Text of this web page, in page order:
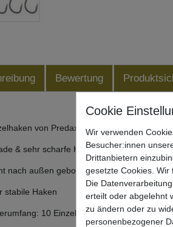
Bewertung
von Predax zum Dropshotangeln
& sehr scharfe Hakenspitze
nach außen gebogenes Hakenöhr
stabile Haken
10 Einzelhaken in gewählter
Wir verwenden
Besucher:innen
Drittanbietern
gesetzte Cookies. Wir
Die
erteilt oder abgelehnt
zu ändern oder zu
personenbezogener